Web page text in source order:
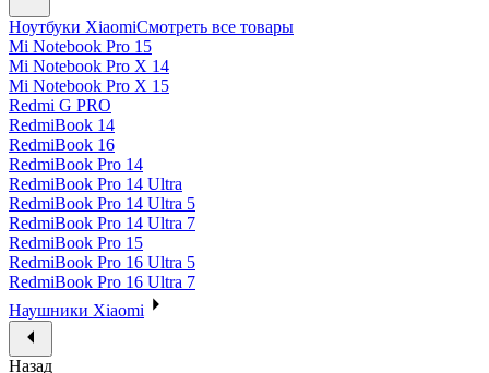
Ноутбуки XiaomiСмотреть все товары
Mi Notebook Pro 15
Mi Notebook Pro X 14
Mi Notebook Pro X 15
Redmi G PRO
RedmiBook 14
RedmiBook 16
RedmiBook Pro 14
RedmiBook Pro 14 Ultra
RedmiBook Pro 14 Ultra 5
RedmiBook Pro 14 Ultra 7
RedmiBook Pro 15
RedmiBook Pro 16 Ultra 5
RedmiBook Pro 16 Ultra 7
Наушники Xiaomi
Назад